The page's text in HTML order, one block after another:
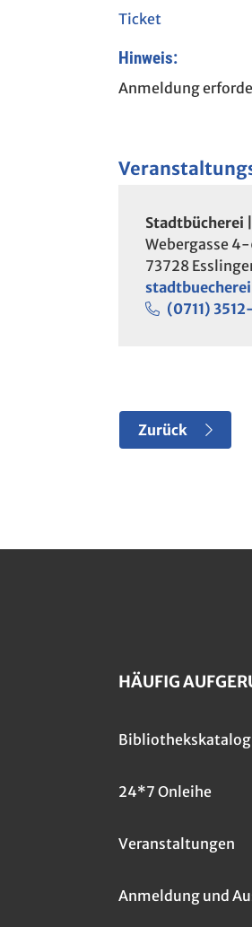
Ticket
Hinweis:
Anmeldung
Stadtbücherei
Webergasse
73728
(0711) 35
Zurück
HÄUFIG
Bibliothekskatalog
24*7 Onleihe
Veranstaltungen
Anmeldung und